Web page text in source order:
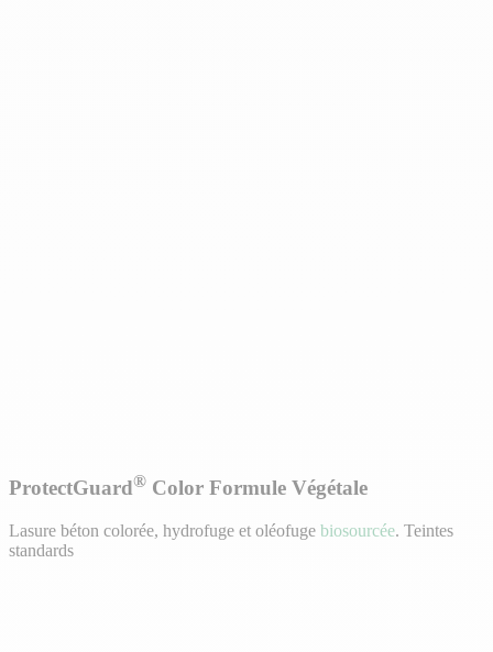
ProtectGuard® Color Formule Végétale
Lasure béton colorée, hydrofuge et oléofuge biosourcée. Teintes
standards